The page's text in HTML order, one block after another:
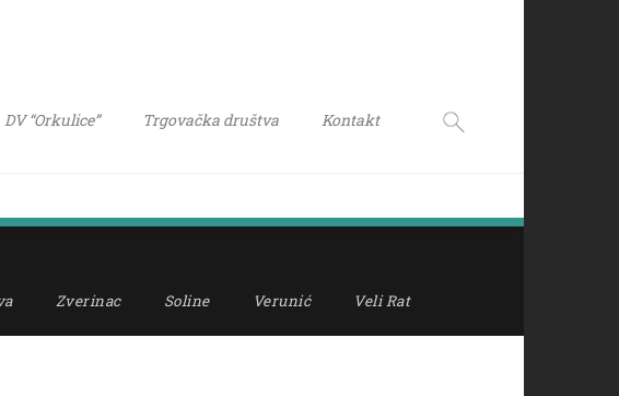
DV “Orkulice” Trgovačka društva Kontakt
Zverinac Soline Verunić Veli Rat